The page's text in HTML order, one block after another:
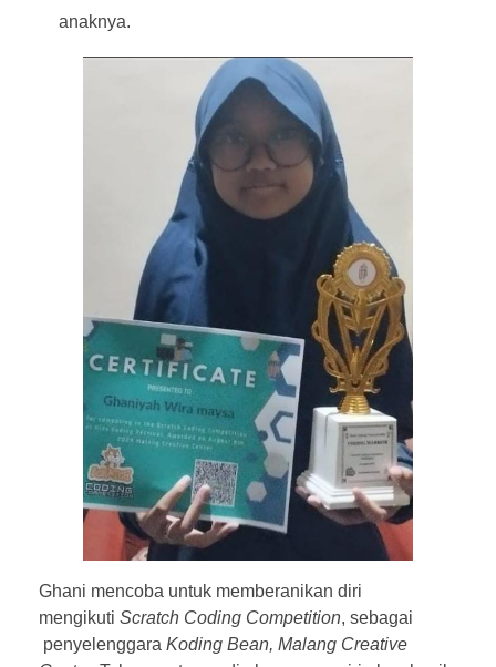
anaknya.
Ghani mencoba untuk memberanikan diri
mengikuti Scratch Coding Competition, sebagai
penyelenggara Koding Bean, Malang Creative